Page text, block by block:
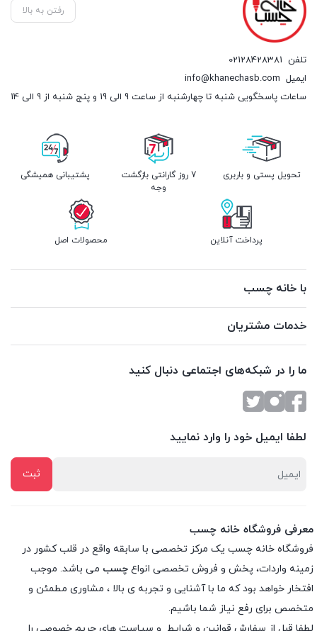
رفتن به بالا
تلفن 02128428381
ایمیل info@khanechasb.com
ساعات پاسخگویی شنبه تا چهارشنبه از ساعت 9 الی 19 و پنج شنبه از 9 الی 14
تحویل پستی و باربری
7 روز گارانتی بازگشت
وجه
پشتیبانی همیشگی
پرداخت آنلاین محصولات اصل
با خانه چسب
خدمات مشتریان
ما را در شبکه‌های اجتماعی دنبال کنید
لطفا ایمیل خود را وارد نمایید
معرفی فروشگاه خانه چسب
فروشگاه خانه چسب یک مرکز تخصصی با سابقه واقع در قلب کشور در
زمینه واردات، پخش و فروش تخصصی انواع چسب می باشد. موجب
افتخار خواهد بود که ما با آشنایی و تجربه ی بالا ، مشاوری مطمئن و
متخصص برای رفع نیاز شما باشیم.